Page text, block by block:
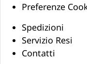
Preferenze
Spedizioni
Servizio Resi
Contatti